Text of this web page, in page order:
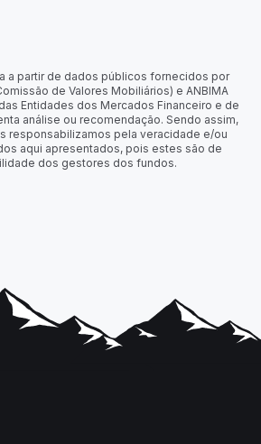
a partir de dados públicos fornecidos por
de Valores Mobiliários) e ANBIMA
Entidades dos Mercados Financeiro e de
análise ou recomendação. Sendo assim,
responsabilizamos pela veracidade e/ou
aqui apresentados, pois estes são de
dos gestores dos fundos.